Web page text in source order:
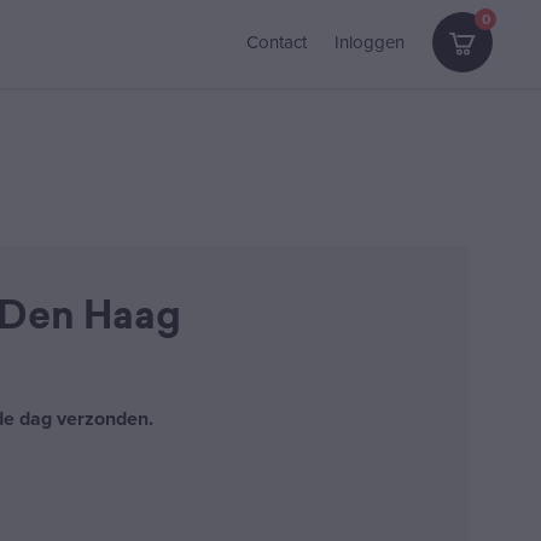
Contact Inloggen
0
Haag
dag verzonden.